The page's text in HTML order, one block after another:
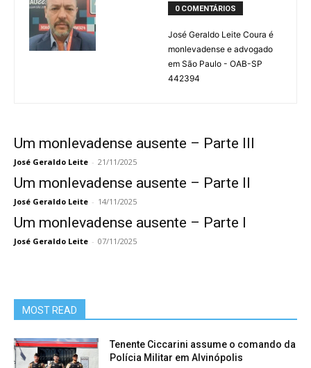
0 COMENTÁRIOS
José Geraldo Leite Coura é
monlevadense e advogado
em São Paulo - OAB-SP
442394
Um monlevadense ausente – Parte III
José Geraldo Leite - 21/11/2025
Um monlevadense ausente – Parte II
José Geraldo Leite - 14/11/2025
Um monlevadense ausente – Parte I
José Geraldo Leite - 07/11/2025
MOST READ
Tenente Ciccarini assume o comando da
Polícia Militar em Alvinópolis